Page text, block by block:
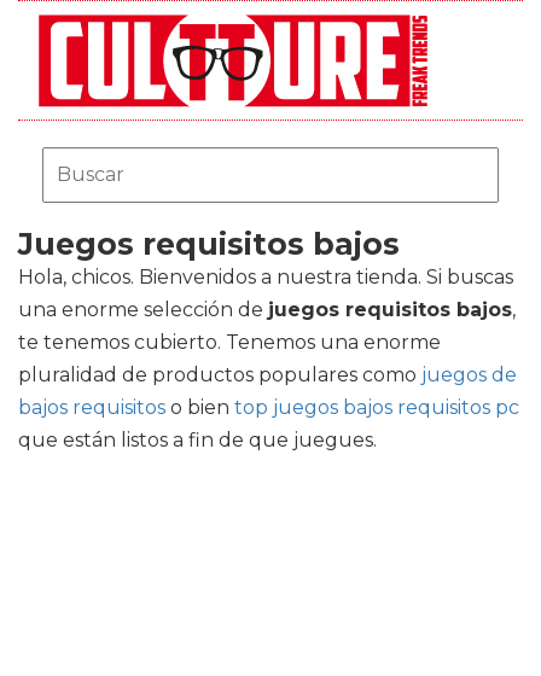
Juegos requisitos bajos
Hola, chicos. Bienvenidos a nuestra tienda. Si buscas
una enorme selección de juegos requisitos bajos,
te tenemos cubierto. Tenemos una enorme
pluralidad de productos populares como juegos de
bajos requisitos o bien top juegos bajos requisitos pc
que están listos a fin de que juegues.